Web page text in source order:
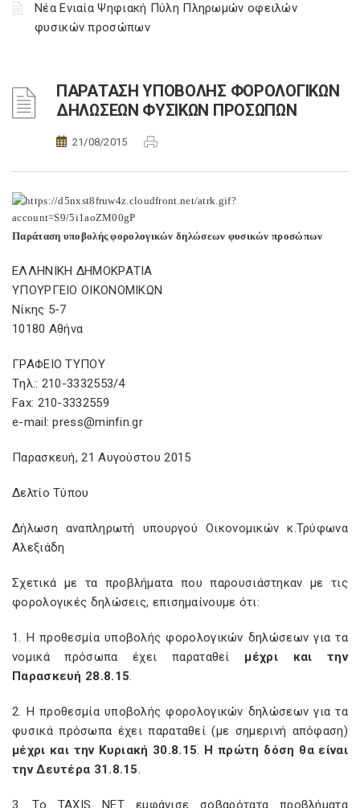
Νέα Ενιαία Ψηφιακή Πύλη Πληρωμών οφειλών
φυσικών προσώπων
ΠΑΡΑΤΑΣΗ ΥΠΟΒΟΛΗΣ ΦΟΡΟΛΟΓΙΚΩΝ
ΔΗΛΩΣΕΩΝ ΦΥΣΙΚΩΝ ΠΡΟΣΩΠΩΝ
21/08/2015
Παράταση υποβολής φορολογικών δηλώσεων φυσικών προσώπων
ΕΛΛΗΝΙΚΗ ΔΗΜΟΚΡΑΤΙΑ
ΥΠΟΥΡΓΕΙΟ ΟΙΚΟΝΟΜΙΚΩΝ
Νίκης 5-7
10180 Αθήνα
ΓΡΑΦΕΙΟ ΤΥΠΟΥ
Tηλ.: 210-3332553/4
Fax: 210-3332559
e-mail: press@minfin.gr
Παρασκευή, 21 Αυγούστου 2015
Δελτίο Τύπου
Δήλωση αναπληρωτή υπουργού Οικονομικών κ.Τρύφωνα
Αλεξιάδη
Σχετικά με τα προβλήματα που παρουσιάστηκαν με τις
φορολογικές δηλώσεις, επισημαίνουμε ότι:
1. Η προθεσμία υποβολής φορολογικών δηλώσεων για τα
νομικά πρόσωπα έχει παραταθεί μέχρι και την
Παρασκευή 28.8.15.
2. Η προθεσμία υποβολής φορολογικών δηλώσεων για τα
φυσικά πρόσωπα έχει παραταθεί (με σημερινή απόφαση)
μέχρι και την Κυριακή 30.8.15. Η πρώτη δόση θα είναι
την Δευτέρα 31.8.15.
3. Το TAXIS NET εμφάνισε σοβαρότατα προβλήματα